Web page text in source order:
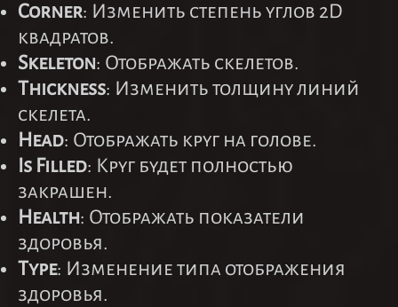
Corner: Изменить степень углов 2D
квадратов.
Skeleton: Отображать скелетов.
Thickness: Изменить толщину линий
скелета.
Head: Отображать круг на голове.
Is Filled: Круг будет полностью
закрашен.
Health: Отображать показатели
здоровья.
Type: Изменение типа отображения
здоровья.